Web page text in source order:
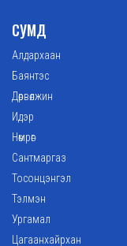
СУМД
Алдархаан
Баянтэс
Дөрвөлжин
Идэр
Нөмрөг
Сантмаргаз
Тосонцэнгэл
Тэлмэн
Ургамал
Цагаанхайрхан